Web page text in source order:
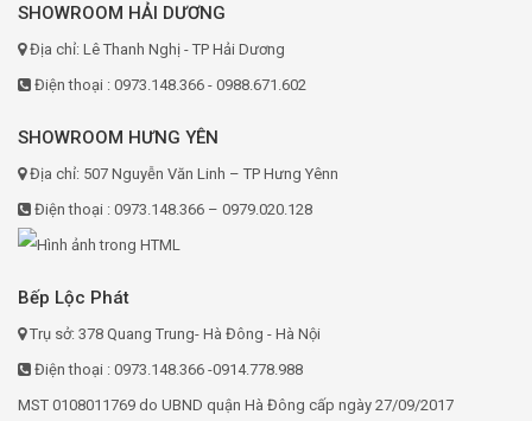
SHOWROOM HẢI DƯƠNG
Địa chỉ: Lê Thanh Nghị - TP Hải Dương
Điện thoại : 0973.148.366 - 0988.671.602
SHOWROOM HƯNG YÊN
Địa chỉ: 507 Nguyễn Văn Linh – TP Hưng Yênn
Điện thoại : 0973.148.366 – 0979.020.128
Bếp Lộc Phát
Trụ sở: 378 Quang Trung- Hà Đông - Hà Nội
Điện thoại : 0973.148.366 -0914.778.988
MST 0108011769 do UBND quận Hà Đông cấp ngày 27/09/2017